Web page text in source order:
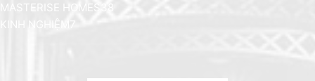
MASTERISE HOMES
38
KINH NGHIỆM 7